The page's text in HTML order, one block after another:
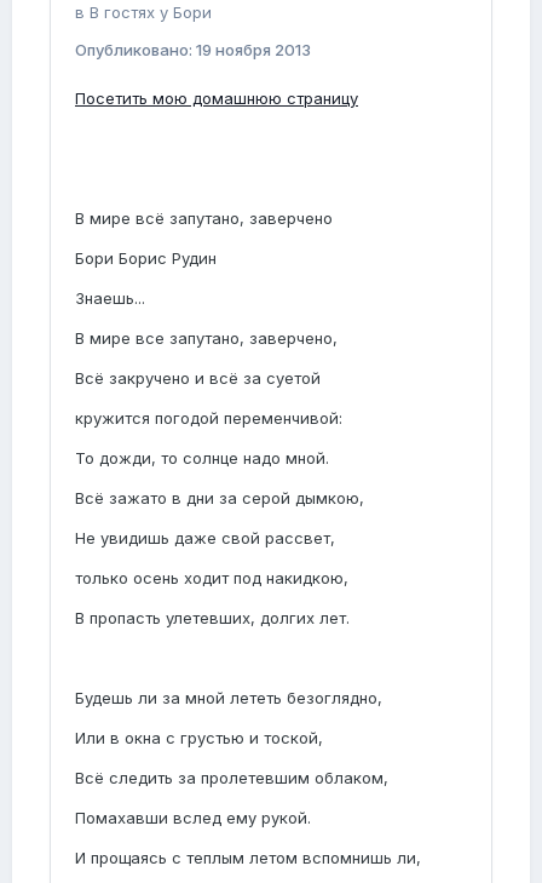
в В гостях у Бори
Опубликовано: 19 ноября 2013
Посетить мою домашнюю страницу
В мире всё запутано, заверчено
Бори Борис Рудин
Знаешь...
В мире все запутано, заверчено,
Всё закручено и всё за суетой
кружится погодой переменчивой:
То дожди, то солнце надо мной.
Всё зажато в дни за серой дымкою,
Не увидишь даже свой рассвет,
только осень ходит под накидкою,
В пропасть улетевших, долгих лет.
Будешь ли за мной лететь безоглядно,
Или в окна с грустью и тоской,
Всё следить за пролетевшим облаком,
Помахавши вслед ему рукой.
И прощаясь с теплым летом вспомнишь ли,